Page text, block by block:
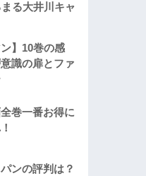
る大井川キャ
ン】10巻の感
識の扉とファ
巻一番お得に
ンの評判は？